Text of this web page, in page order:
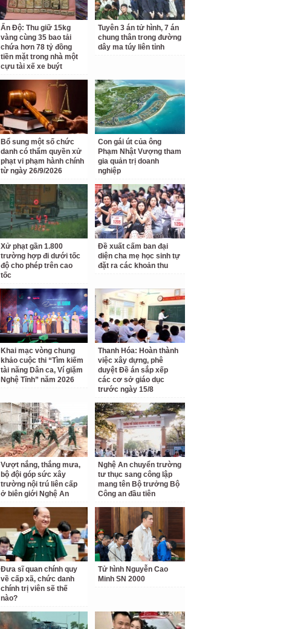
Ấn Độ: Thu giữ 15kg
vàng cùng 35 bao tải
chứa hơn 78 tỷ đồng
tiền mặt trong nhà một
cựu tài xế xe buýt
Tuyên 3 án tử hình, 7 án
chung thân trong đường
dây ma túy liên tỉnh
Bổ sung một số chức
danh có thẩm quyền xử
phạt vi phạm hành chính
từ ngày 26/9/2026
Con gái út của ông
Phạm Nhật Vượng tham
gia quản trị doanh
nghiệp
Xử phạt gần 1.800
trường hợp đi dưới tốc
độ cho phép trên cao
tốc
Đề xuất cấm ban đại
diện cha mẹ học sinh tự
đặt ra các khoản thu
Khai mạc vòng chung
khảo cuộc thi “Tìm kiếm
tài năng Dân ca, Ví giặm
Nghệ Tĩnh” năm 2026
Thanh Hóa: Hoàn thành
việc xây dựng, phê
duyệt Đề án sắp xếp
các cơ sở giáo dục
trước ngày 15/8
Vượt nắng, thắng mưa,
bộ đội góp sức xây
trường nội trú liên cấp
ở biên giới Nghệ An
Nghệ An chuyển trường
tư thục sang công lập
mang tên Bộ trưởng Bộ
Công an đầu tiên
Đưa sĩ quan chính quy
về cấp xã, chức danh
chính trị viên sẽ thế
nào?
Tử hình Nguyễn Cao
Minh SN 2000